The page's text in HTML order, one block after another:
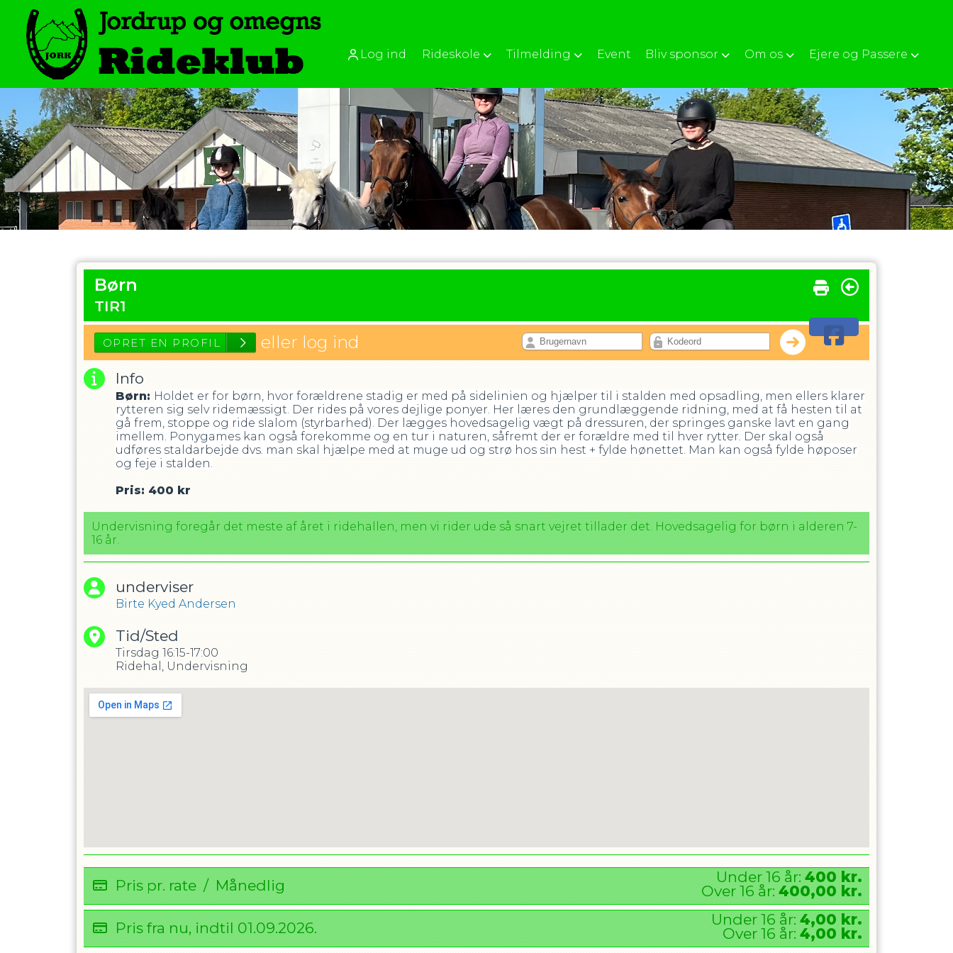
Log ind Rideskole Tilmelding Event Bliv sponsor Om os Ejere og Passere
Børn
TIR1
OPRET EN PROFIL
eller log ind
Info
Børn: Holdet er for børn, hvor forældrene stadig er med på sidelinien og hjælper til i stalden med opsadling, men ellers klarer
rytteren sig selv ridemæssigt. Der rides på vores dejlige ponyer. Her læres den grundlæggende ridning, med at få hesten til at
gå frem, stoppe og ride slalom (styrbarhed). Der lægges hovedsagelig vægt på dressuren, der springes ganske lavt en gang
imellem. Ponygames kan også forekomme og en tur i naturen, såfremt der er forældre med til hver rytter. Der skal også
udføres staldarbejde dvs. man skal hjælpe med at muge ud og strø hos sin hest + fylde hønettet. Man kan også fylde høposer
og feje i stalden.
Pris: 400 kr
Undervisning foregår det meste af året i ridehallen, men vi rider ude så snart vejret tillader det. Hovedsagelig for børn i alderen 7-
16 år.
underviser
Birte Kyed Andersen
Tid/Sted
Tirsdag 16:15-17:00
Ridehal, Undervisning
Pris pr. rate / Månedlig Under 16 år: 400 kr.
Over 16 år: 400,00 kr.
Pris fra nu, indtil 01.09.2026. Under 16 år: 4,00 kr.
Over 16 år: 4,00 kr.